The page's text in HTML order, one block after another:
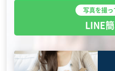
写真を撮
LINE